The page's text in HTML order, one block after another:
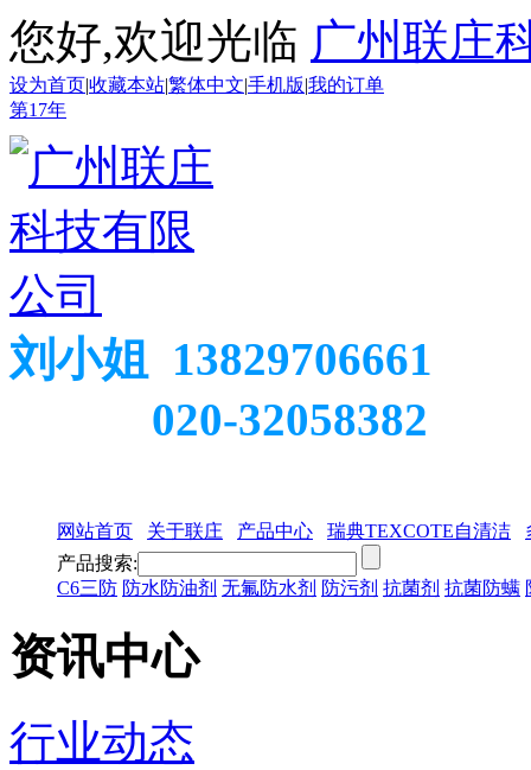
您好,欢迎光临 广州联庄
设为首页|收藏本站|繁体中文|手机版|我的订单
第17年
刘小姐 13829706661
020-32058382
网站首页 关于联庄 产品中心 瑞典TEXCOTE自清洁
产品搜索:
C6三防 防水防油剂 无氟防水剂 防污剂 抗菌剂 抗菌防螨
资讯中心
行业动态